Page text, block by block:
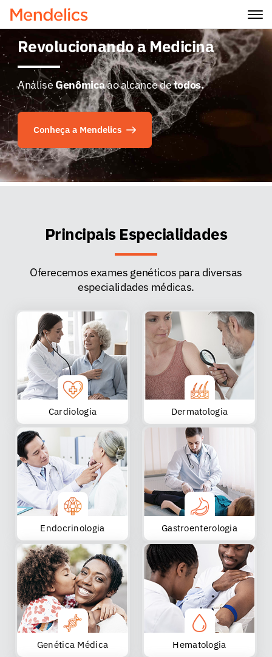
Revolucionando a Medicina
Análise Genômicaao alcance detodos.
Conheça a Mendelics
Principais Especialidades
Oferecemos exames genéticos para diversas
especialidades médicas.
Cardiologia Dermatologia
Endocrinologia Gastroenterologia
Genética Médica Hematologia